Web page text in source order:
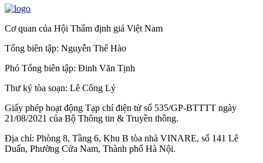
Cơ quan của Hội Thẩm định giá Việt Nam
Tổng biên tập: Nguyễn Thế Hào
Phó Tổng biên tập: Đinh Văn Tịnh
Thư ký tòa soạn: Lê Công Lý
Giấy phép hoạt động Tạp chí điện tử số 535/GP-BTTTT ngày
21/08/2021 của Bộ Thông tin & Truyền thông.
Địa chỉ: Phòng 8, Tầng 6, Khu B tòa nhà VINARE, số 141 Lê
Duẩn, Phường Cửa Nam, Thành phố Hà Nội.